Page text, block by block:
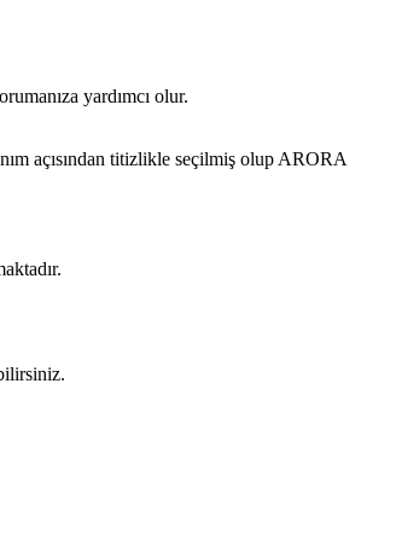
yardımcı olur.
açısından titizlikle seçilmiş olup ARORA